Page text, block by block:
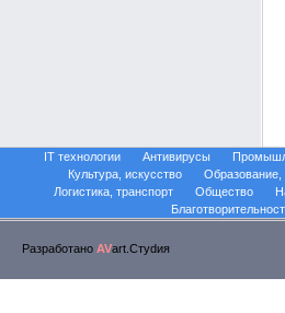
IT технологии Антивирусы
Культура, искусство
Образование,
Логистика, транспорт
Общество
Разработано AVart.Стуdия